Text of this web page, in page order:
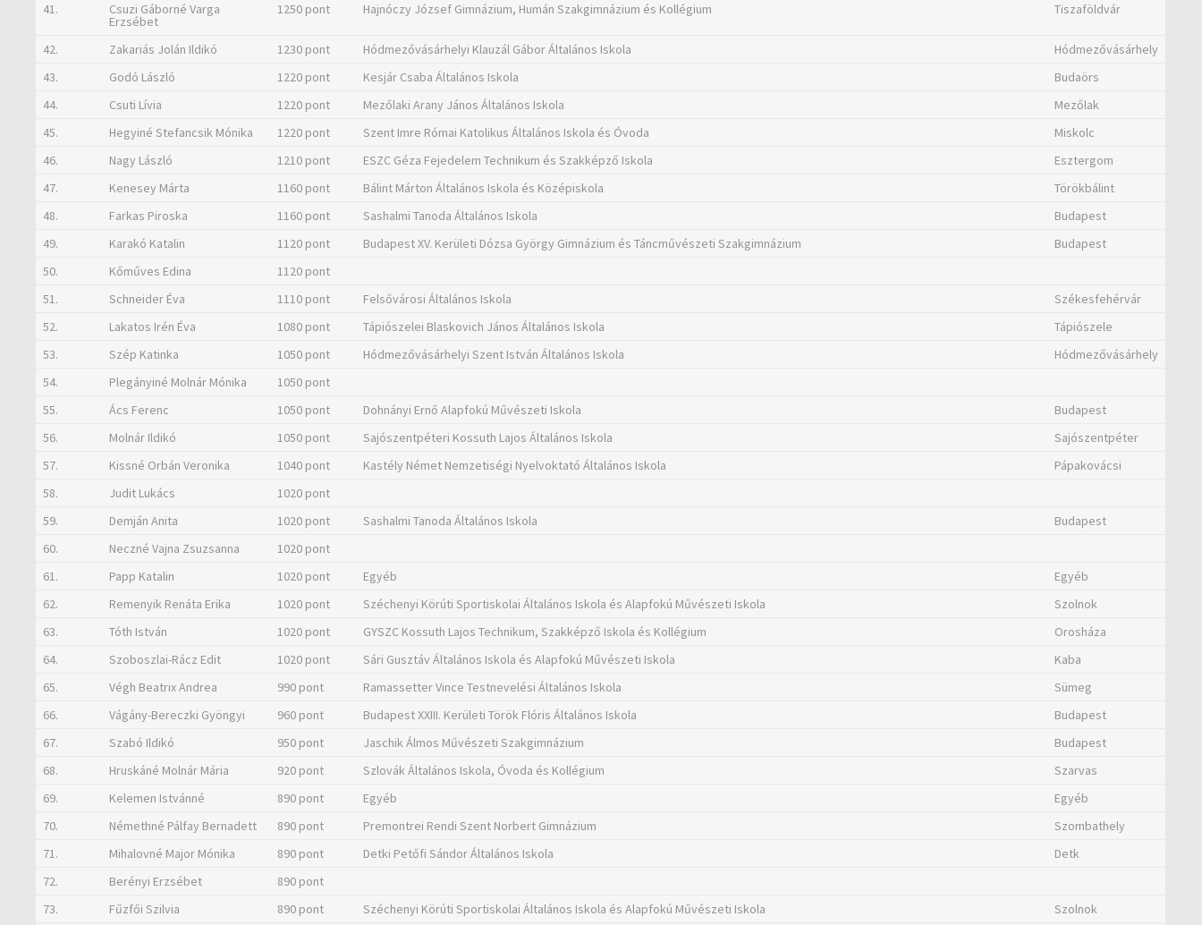
41.
Csuzi Gáborné Varga
Erzsébet
1250 pont Hajnóczy József Gimnázium, Humán Szakgimnázium és Kollégium Tiszaföldvár
42. Zakariás Jolán Ildikó 1230 pont Hódmezővásárhelyi Klauzál Gábor Általános Iskola
Hódmezővásárhely
43.
Godó László 1220 pont Kesjár Csaba Általános Iskola
Budaörs
44.
Csuti Lívia 1220 pont Mezőlaki Arany János Általános Iskola
Mezőlak
45.
Hegyiné Stefancsik Mónika 1220 pont Szent Imre Római Katolikus Általános Iskola és Óvoda
Miskolc
46.
Nagy László 1210 pont ESZC Géza Fejedelem Technikum és Szakképző Iskola
Esztergom
47.
Kenesey Márta 1160 pont Bálint Márton Általános Iskola és Középiskola
Törökbálint
48.
Farkas Piroska 1160 pont Sashalmi Tanoda Általános Iskola
Budapest
49.
Karakó Katalin 1120 pont Budapest XV. Kerületi Dózsa György Gimnázium és Táncművészeti Szakgimnázium
Budapest
50.
Kőműves Edina
1120 pont
51.
Schneider Éva 1110 pont Felsővárosi Általános Iskola
Székesfehérvár
52.
Lakatos Irén Éva 1080 pont Tápiószelei Blaskovich János Általános Iskola
Tápiószele
53.
Szép Katinka 1050 pont Hódmezővásárhelyi Szent István Általános Iskola
Hódmezővásárhely
54.
Plegányiné Molnár Mónika
1050 pont
55.
Ács Ferenc 1050 pont Dohnányi Ernő Alapfokú Művészeti Iskola
Budapest
56.
Molnár Ildikó 1050 pont Sajószentpéteri Kossuth Lajos Általános Iskola
Sajószentpéter
57.
Kissné Orbán Veronika 1040 pont Kastély Német Nemzetiségi Nyelvoktató Általános Iskola
Pápakovácsi
58.
Judit Lukács
1020 pont
59.
Demján Anita 1020 pont Sashalmi Tanoda Általános Iskola
Budapest
60.
Neczné Vajna Zsuzsanna
1020 pont
61.
Papp Katalin 1020 pont Egyéb
Egyéb
62.
Remenyik Renáta Erika 1020 pont Széchenyi Körúti Sportiskolai Általános Iskola és Alapfokú Művészeti Iskola
Szolnok
63.
Tóth István 1020 pont GYSZC Kossuth Lajos Technikum, Szakképző Iskola és Kollégium
Orosháza
64.
Szoboszlai-Rácz Edit 1020 pont Sári Gusztáv Általános Iskola és Alapfokú Művészeti Iskola
Kaba
65.
Végh Beatrix Andrea 990 pont Ramassetter Vince Testnevelési Általános Iskola
Sümeg
66.
Vágány-Bereczki Gyöngyi 960 pont Budapest XXIII. Kerületi Török Flóris Általános Iskola
Budapest
67.
Szabó Ildikó 950 pont Jaschik Álmos Művészeti Szakgimnázium
Budapest
68.
Hruskáné Molnár Mária 920 pont Szlovák Általános Iskola, Óvoda és Kollégium
Szarvas
69.
Kelemen Istvánné 890 pont Egyéb
Egyéb
70.
Némethné Pálfay Bernadett 890 pont Premontrei Rendi Szent Norbert Gimnázium
Szombathely
71.
Mihalovné Major Mónika 890 pont Detki Petőfi Sándor Általános Iskola
Detk
72.
Berényi Erzsébet
890 pont
73.
Fűzfői Szilvia 890 pont Széchenyi Körúti Sportiskolai Általános Iskola és Alapfokú Művészeti Iskola
Szolnok